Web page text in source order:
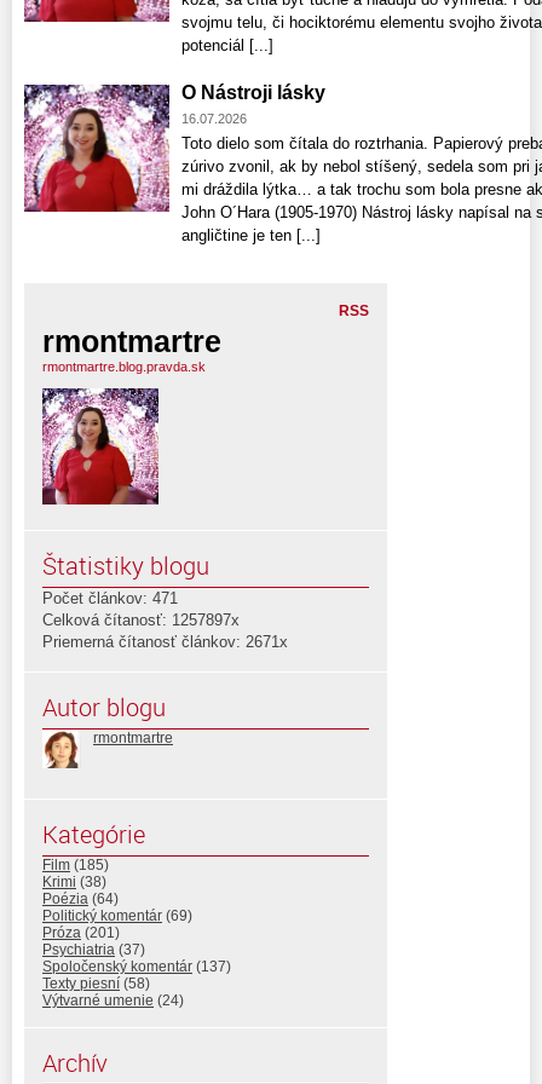
svojmu telu, či hociktorému elementu svojho
potenciál [...]
O Nástroji lásky
16.07.2026
Toto dielo som čítala do roztrhania. Papierový
zúrivo zvonil, ak by nebol stíšený, sedela som pri
mi dráždila lýtka… a tak trochu som bola presne
John O´Hara (1905-1970) Nástroj lásky napísal
angličtine je ten [...]
RSS
rmontmartre
rmontmartre.blog.pravda.sk
Štatistiky blogu
Počet článkov: 471
Celková čítanosť: 1257897x
Priemerná čítanosť článkov: 2671x
Autor blogu
rmontmartre
Kategórie
Film (185)
Krimi (38)
Poézia (64)
Politický komentár (69)
Próza (201)
Psychiatria (37)
Spoločenský komentár (137)
Texty piesní (58)
Výtvarné umenie (24)
Archív